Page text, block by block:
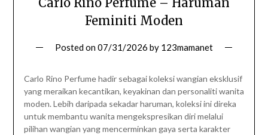
Feminiti Moden
Posted on07/31/2026 by 123mamanet
Carlo Rino Perfume hadir sebagai koleksi wangian eksklusif
yang meraikan kecantikan, keyakinan dan personaliti wanita
moden. Lebih daripada sekadar haruman, koleksi ini direka
untuk membantu wanita mengekspresikan diri melalui
pilihan wangian yang mencerminkan gaya serta karakter